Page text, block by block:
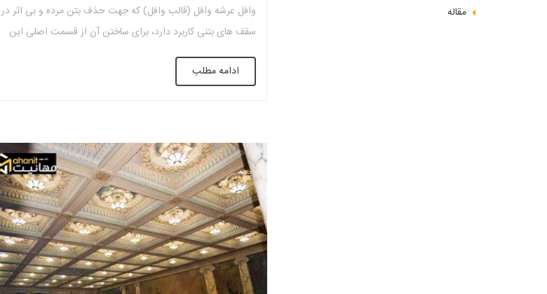
وافل عرشه وافل (قالب وافل) که جهت حذف بتن مرده و بی اثر در
سقف های بتنی کاربرد دارد، برای ساختن آن از قسمت اصلی این
سازه قالب های وافل استفاده می کنند. که در انواع مختلف قالب
سقف وافل از جنس پلاستیک […]
ادامه مطلب
مقاله